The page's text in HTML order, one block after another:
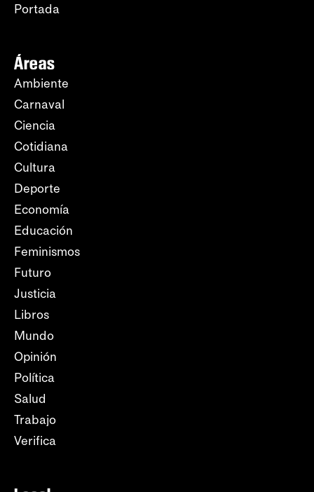
Portada
Áreas
Ambiente
Carnaval
Ciencia
Cotidiana
Cultura
Deporte
Economía
Educación
Feminismos
Futuro
Justicia
Libros
Mundo
Opinión
Política
Salud
Trabajo
Verifica